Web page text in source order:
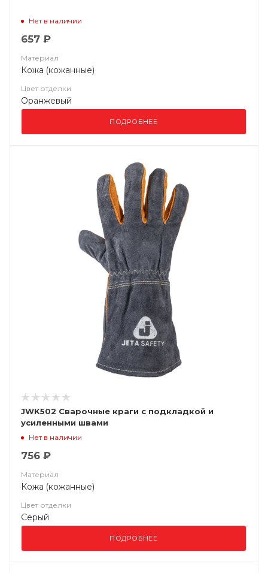
Нет в наличии
657 ₽
Материал
Кожа (кожанные)
Цвет отделки
Оранжевый
ПОДРОБНЕЕ
JWK502 Сварочные краги c подкладкой и
усиленными швами
Нет в наличии
756 ₽
Материал
Кожа (кожанные)
Цвет отделки
Серый
ПОДРОБНЕЕ